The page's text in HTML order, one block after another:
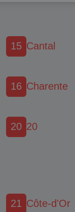
15 Cantal
16 Charente
20 20
21 Côte-d'Or